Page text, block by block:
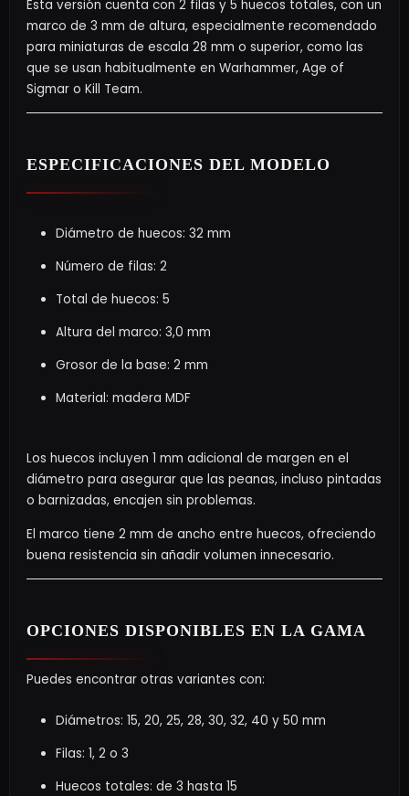
Esta versión cuenta con 2 filas y 5 huecos totales, con un
marco de 3 mm de altura, especialmente recomendado
para miniaturas de escala 28 mm o superior, como las
que se usan habitualmente en Warhammer, Age of
Sigmar o Kill Team.
ESPECIFICACIONES DEL MODELO
Diámetro de huecos: 32 mm
Número de filas: 2
Total de huecos: 5
Altura del marco: 3,0 mm
Grosor de la base: 2 mm
Material: madera MDF
Los huecos incluyen 1 mm adicional de margen en el
diámetro para asegurar que las peanas, incluso pintadas
o barnizadas, encajen sin problemas.
El marco tiene 2 mm de ancho entre huecos, ofreciendo
buena resistencia sin añadir volumen innecesario.
OPCIONES DISPONIBLES EN LA GAMA
Puedes encontrar otras variantes con:
Diámetros: 15, 20, 25, 28, 30, 32, 40 y 50 mm
Filas: 1, 2 o 3
Huecos totales: de 3 hasta 15